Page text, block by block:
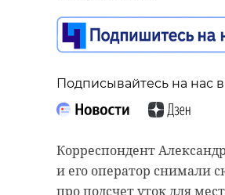
Подписывайтесь на нас в
Корреспондент
и его оператор снимали
про подсчет уток для